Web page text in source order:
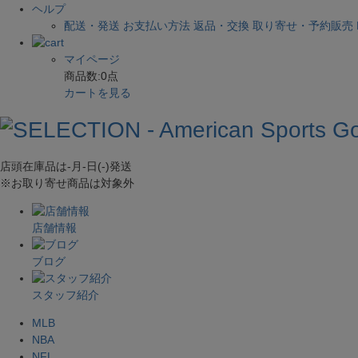
ヘルプ
配送・発送 お支払い方法 返品・交換 取り寄せ・予約販売
マイページ
商品数:0点
カートを見る
店頭在庫品は-月-日(-)発送
※お取り寄せ商品は対象外
店舗情報
ブログ
スタッフ紹介
MLB
NBA